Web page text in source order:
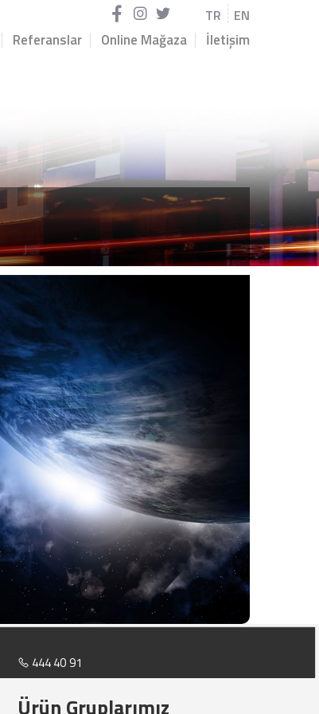
TR EN
Referanslar Online Mağaza İletişim
444 40 91
Ürün Gruplarımız